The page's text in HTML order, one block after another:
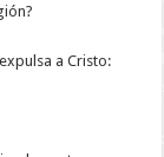
a Cristo: